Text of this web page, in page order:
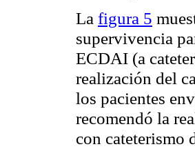
La figura 5
supervivencia
ECDAI (a
realización del
los pacientes
recomendó la
con cateterismo